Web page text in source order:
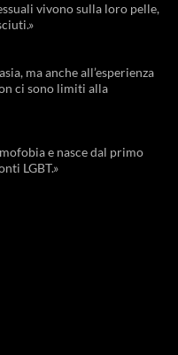
vivono sulla loro pelle,
ma anche all’esperienza
ci sono limiti alla
e nasce dal primo
LGBT.»